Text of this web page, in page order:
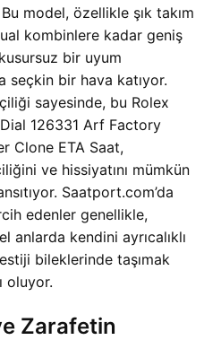
model, özellikle şık takım
kombinlere kadar geniş
bir uyum
seçkin bir hava katıyor.
sayesinde, bu Rolex
126331 Arf Factory
Clone ETA Saat,
ve hissiyatını mümkün
Saatport.com’da
edenler genellikle,
anlarda kendini ayrıcalıklı
bileklerinde taşımak
oluyor.
Zarafetin